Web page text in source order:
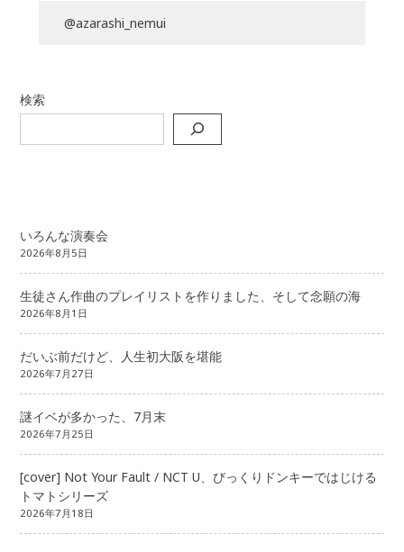
@azarashi_nemui
検索
いろんな演奏会
2026年8月5日
生徒さん作曲のプレイリストを作りました、そして念願の海
2026年8月1日
だいぶ前だけど、人生初大阪を堪能
2026年7月27日
謎イベが多かった、7月末
2026年7月25日
[cover] Not Your Fault / NCT U、びっくりドンキーではじける
トマトシリーズ
2026年7月18日